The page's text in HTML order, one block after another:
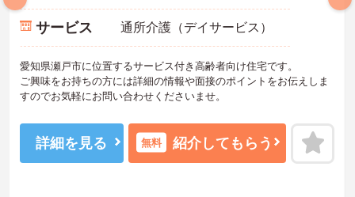
サービス 通所介護（デイサービス）
愛知県瀬戸市に位置するサービス付き高齢者向け住宅です。
ご興味をお持ちの方には詳細の情報や面接のポイントをお伝えしま
すのでお気軽にお問い合わせくださいませ。
詳細を見る 無料 紹介してもらう